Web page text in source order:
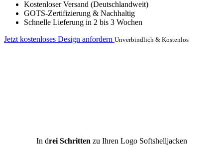
Kostenloser Versand (Deutschlandweit)
GOTS-Zertifizierung & Nachhaltig
Schnelle Lieferung in 2 bis 3 Wochen
Jetzt kostenloses Design anfordern Unverbindlich & Kostenlos
In drei Schritten zu Ihren Logo Softshelljacken